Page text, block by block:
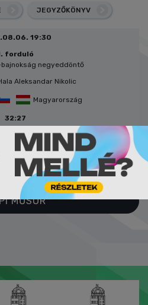
JEGYZŐKÖNYV
19:30
forduló
Magyarország
32:27
JEGYZŐKÖNYV